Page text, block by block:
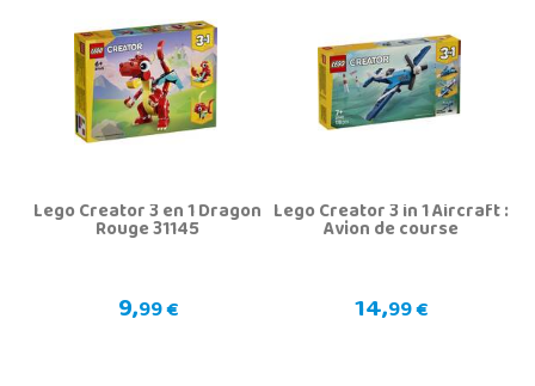
Lego Creator 3 en 1 Dragon
Rouge 31145
9,99 €
Lego Creator 3 in 1 Aircraft :
Avion de course
14,99 €